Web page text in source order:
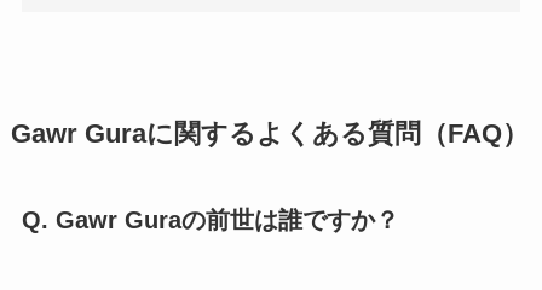
Gawr Guraに関するよくある質問（FAQ）
Q. Gawr Guraの前世は誰ですか？